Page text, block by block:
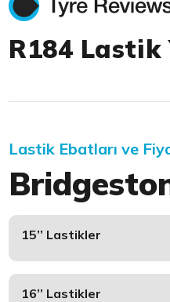
R184 Lastik
Lastik Ebatları ve
15’’ Lastikler
16’’ Lastikler